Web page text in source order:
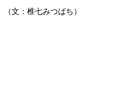
（文：椎七みつばち）